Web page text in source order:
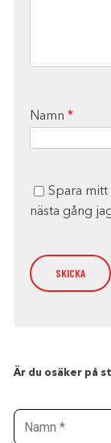
Namn *
Spara mitt
nästa gång
Är du osäker på